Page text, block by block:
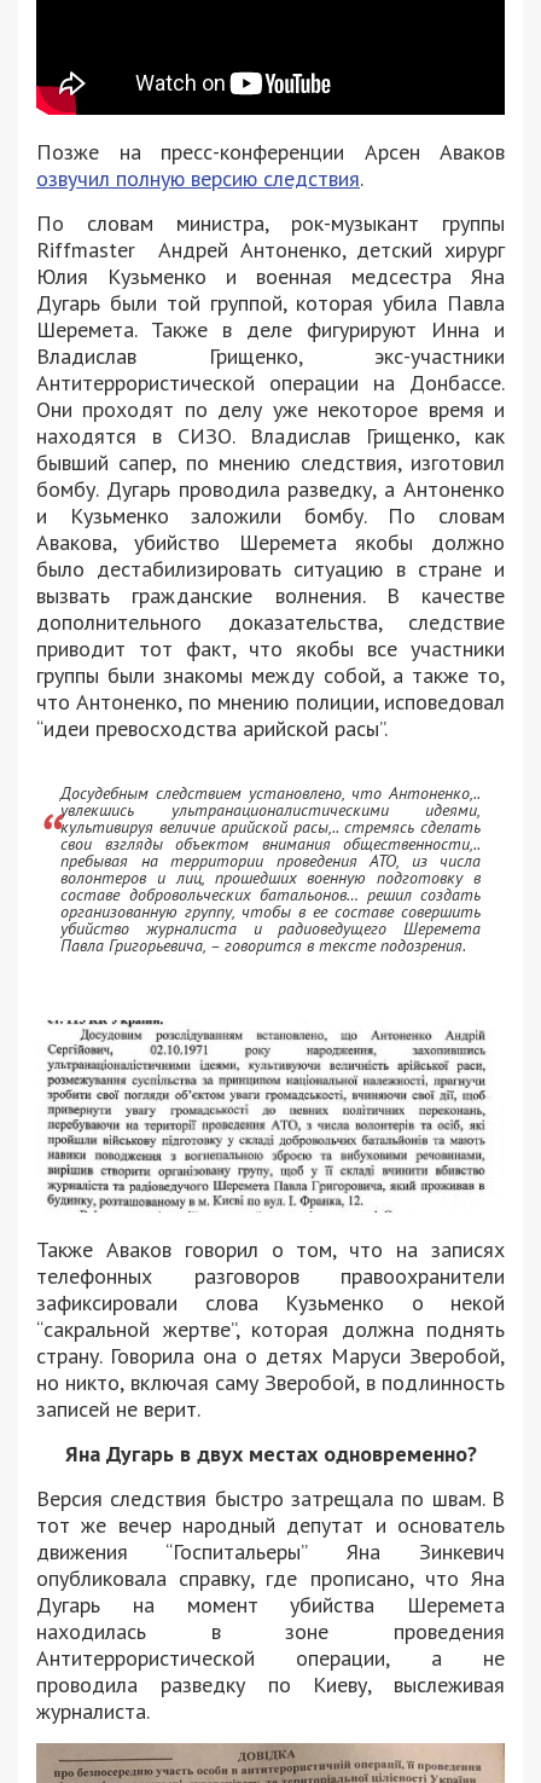
Позже на пресс-конференции Арсен Аваков
озвучил полную версию следствия.
По словам министра, рок-музыкант группы
Riffmaster Андрей Антоненко, детский хирург
Юлия Кузьменко и военная медсестра Яна
Дугарь были той группой, которая убила Павла
Шеремета. Также в деле фигурируют Инна и
Владислав Грищенко, экс-участники
Антитеррористической операции на Донбассе.
Они проходят по делу уже некоторое время и
находятся в СИЗО. Владислав Грищенко, как
бывший сапер, по мнению следствия, изготовил
бомбу. Дугарь проводила разведку, а Антоненко
и Кузьменко заложили бомбу. По словам
Авакова, убийство Шеремета якобы должно
было дестабилизировать ситуацию в стране и
вызвать гражданские волнения. В качестве
дополнительного доказательства, следствие
приводит тот факт, что якобы все участники
группы были знакомы между собой, а также то,
что Антоненко, по мнению полиции, исповедовал
“идеи превосходства арийской расы”.
Досудебным следствием установлено, что Антоненко,..
увлекшись ультранационалистическими идеями,
культивируя величие арийской расы,.. стремясь сделать
свои взгляды объектом внимания общественности,..
пребывая на территории проведения АТО, из числа
волонтеров и лиц, прошедших военную подготовку в
составе добровольческих батальонов… решил создать
организованную группу, чтобы в ее составе совершить
убийство журналиста и радиоведущего Шеремета
Павла Григорьевича, – говорится в тексте подозрения.
Также Аваков говорил о том, что на записях
телефонных разговоров правоохранители
зафиксировали слова Кузьменко о некой
“сакральной жертве”, которая должна поднять
страну. Говорила она о детях Маруси Зверобой,
но никто, включая саму Зверобой, в подлинность
записей не верит.
Яна Дугарь в двух местах одновременно?
Версия следствия быстро затрещала по швам. В
тот же вечер народный депутат и основатель
движения “Госпитальеры” Яна Зинкевич
опубликовала справку, где прописано, что Яна
Дугарь на момент убийства Шеремета
находилась в зоне проведения
Антитеррористической операции, а не
проводила разведку по Киеву, выслеживая
журналиста.